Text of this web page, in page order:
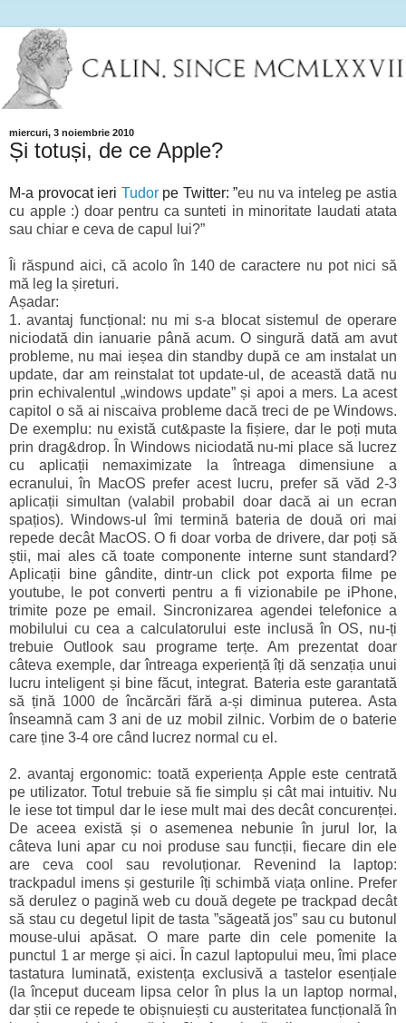
miercuri, 3 noiembrie 2010
Și totuși, de ce Apple?
M-a provocat ieri Tudorpe Twitter: ”eu nu va inteleg pe astia
cu apple :) doar pentru ca sunteti in minoritate laudati atata
sau chiar e ceva de capul lui?”
Îi răspund aici, că acolo în 140 de caractere nu pot nici să
mă leg la șireturi.
Așadar:
1. avantaj funcțional: nu mi s-a blocat sistemul de operare
niciodată din ianuarie până acum. O singură dată am avut
probleme, nu mai ieșea din standby după ce am instalat un
update, dar am reinstalat tot update-ul, de această dată nu
prin echivalentul „windows update” și apoi a mers. La acest
capitol o să ai niscaiva probleme dacă treci de pe Windows.
De exemplu: nu există cut&paste la fișiere, dar le poți muta
prin drag&drop. În Windows niciodată nu-mi place să lucrez
cu aplicații nemaximizate la întreaga dimensiune a
ecranului, în MacOS prefer acest lucru, prefer să văd 2-3
aplicații simultan (valabil probabil doar dacă ai un ecran
spațios). Windows-ul îmi termină bateria de două ori mai
repede decât MacOS. O fi doar vorba de drivere, dar poți să
știi, mai ales că toate componente interne sunt standard?
Aplicații bine gândite, dintr-un click pot exporta filme pe
youtube, le pot converti pentru a fi vizionabile pe iPhone,
trimite poze pe email. Sincronizarea agendei telefonice a
mobilului cu cea a calculatorului este inclusă în OS, nu-ți
trebuie Outlook sau programe terțe. Am prezentat doar
câteva exemple, dar întreaga experiență îți dă senzația unui
lucru inteligent și bine făcut, integrat. Bateria este garantată
să țină 1000 de încărcări fără a-și diminua puterea. Asta
înseamnă cam 3 ani de uz mobil zilnic. Vorbim de o baterie
care ține 3-4 ore când lucrez normal cu el.
2. avantaj ergonomic: toată experiența Apple este centrată
pe utilizator. Totul trebuie să fie simplu și cât mai intuitiv. Nu
le iese tot timpul dar le iese mult mai des decât concurenței.
De aceea există și o asemenea nebunie în jurul lor, la
câteva luni apar cu noi produse sau funcții, fiecare din ele
are ceva cool sau revoluționar. Revenind la laptop:
trackpadul imens și gesturile îți schimbă viața online. Prefer
să derulez o pagină web cu două degete pe trackpad decât
să stau cu degetul lipit de tasta ”săgeată jos” sau cu butonul
mouse-ului apăsat. O mare parte din cele pomenite la
punctul 1 ar merge și aici. În cazul laptopului meu, îmi place
tastatura luminată, existența exclusivă a tastelor esențiale
(la început duceam lipsa celor în plus la un laptop normal,
dar știi ce repede te obișnuiești cu austeritatea funcțională în